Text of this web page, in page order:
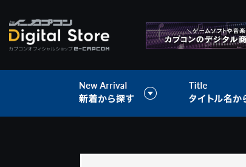
> 音楽データ